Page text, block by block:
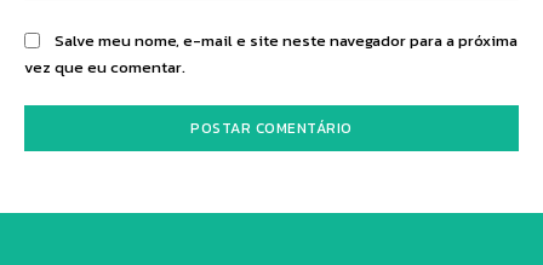
Salve meu nome, e-mail e site neste navegador para a próxima
vez que eu comentar.